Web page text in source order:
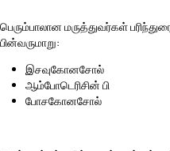
பெரும்பாலான மருத்துவர்கள்
பின்வருமாறு:
இசவுகோனசோல்
ஆம்போடெரிசின் பி
போசகோனசோல்